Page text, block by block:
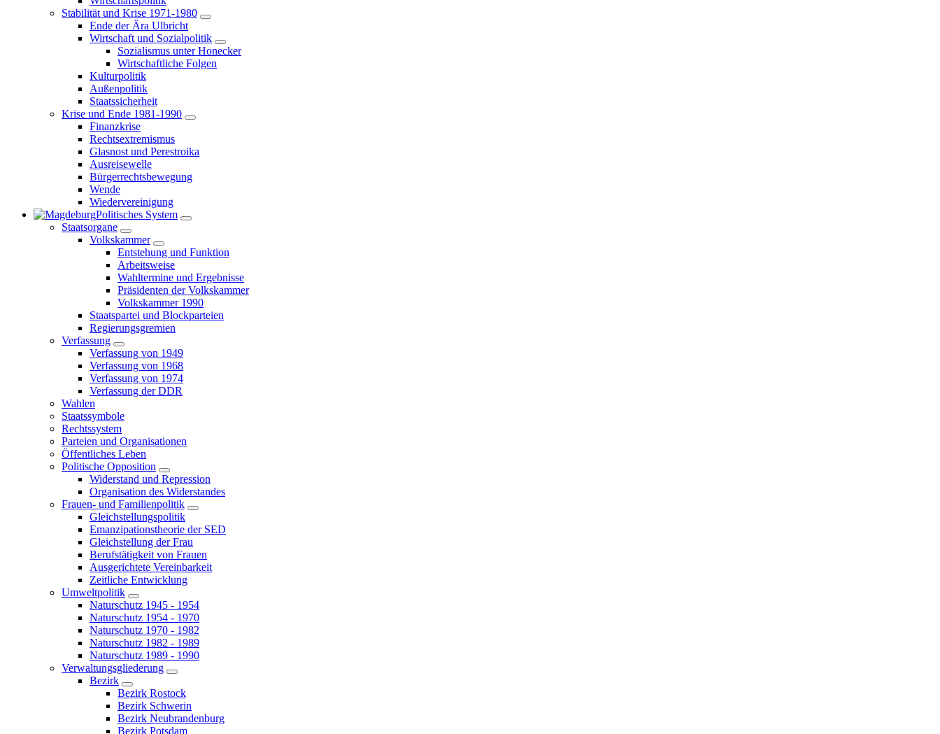
Stabilität und Krise 1971-1980
Ende der Ära Ulbricht
Wirtschaft und Sozialpolitik
Sozialismus unter Honecker
Wirtschaftliche Folgen
Kulturpolitik
Außenpolitik
Staatssicherheit
Krise und Ende 1981-1990
Finanzkrise
Rechtsextremismus
Glasnost und Perestroika
Ausreisewelle
Bürgerrechtsbewegung
Wende
Wiedervereinigung
Politisches System
Staatsorgane
Volkskammer
Entstehung und Funktion
Arbeitsweise
Wahltermine und Ergebnisse
Präsidenten der Volkskammer
Volkskammer 1990
Staatspartei und Blockparteien
Regierungsgremien
Verfassung
Verfassung von 1949
Verfassung von 1968
Verfassung von 1974
Verfassung der DDR
Wahlen
Staatssymbole
Rechtssystem
Parteien und Organisationen
Öffentliches Leben
Politische Opposition
Widerstand und Repression
Organisation des Widerstandes
Frauen- und Familienpolitik
Gleichstellungspolitik
Emanzipationstheorie der SED
Gleichstellung der Frau
Berufstätigkeit von Frauen
Ausgerichtete Vereinbarkeit
Zeitliche Entwicklung
Umweltpolitik
Naturschutz 1945 - 1954
Naturschutz 1954 - 1970
Naturschutz 1970 - 1982
Naturschutz 1982 - 1989
Naturschutz 1989 - 1990
Verwaltungsgliederung
Bezirk
Bezirk Rostock
Bezirk Schwerin
Bezirk Neubrandenburg
Bezirk Potsdam